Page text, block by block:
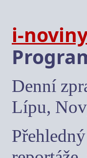
i-
Denní
Lípu,